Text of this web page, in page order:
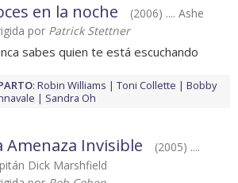
en la noche
(2006) .... Ashe
por Patrick Stettner
sabes quien te está escuchando
: Robin Williams Toni Collette
Bobby
Sandra Oh
Amenaza Invisible
(2005) ....
Dick Marshfield